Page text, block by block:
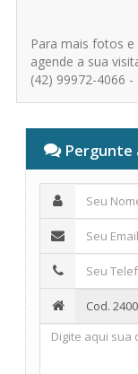
Para mais fotos
agende a sua
(42) 99972-4066 -
Pergunte